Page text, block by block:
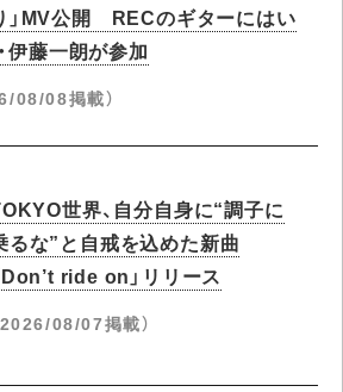
」MV公開 RECのギターにはい
伊藤一朗が参加
08/08掲載）
世界、自分自身に“調子に
るな”と自戒を込めた新曲
Don’t ride on」リリース
2026/08/07掲載）